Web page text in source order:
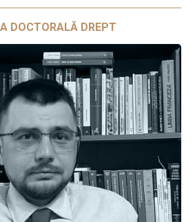
DOCTORALĂ DREPT